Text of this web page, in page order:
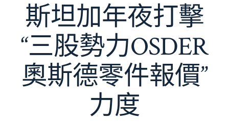
關斯坦加年夜打擊
“三股勢力OSDER
奧斯德零件報價”
力度